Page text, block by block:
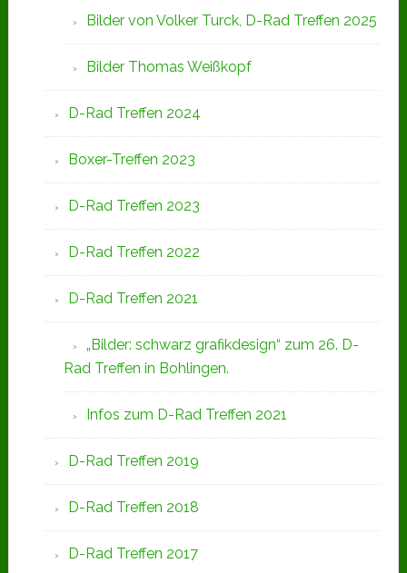
Bilder von Volker Turck, D-Rad Treffen 2025
Bilder Thomas Weißkopf
D-Rad Treffen 2024
Boxer-Treffen 2023
D-Rad Treffen 2023
D-Rad Treffen 2022
D-Rad Treffen 2021
„Bilder: schwarz grafikdesign“ zum 26. D-
Rad Treffen in Bohlingen.
Infos zum D-Rad Treffen 2021
D-Rad Treffen 2019
D-Rad Treffen 2018
D-Rad Treffen 2017